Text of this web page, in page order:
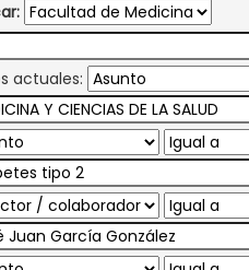
actuales: